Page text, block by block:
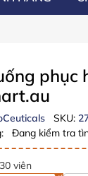
phục
SKU:
Đang kiểm tra
30 viên